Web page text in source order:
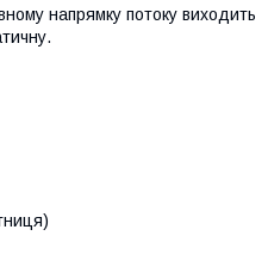
напрямку потоку виходить